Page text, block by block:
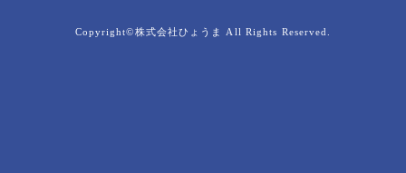
Copyright©株式会社ひょうま All Rights Reserved.